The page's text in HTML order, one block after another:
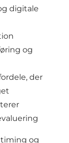
digitale
og
der
timing og